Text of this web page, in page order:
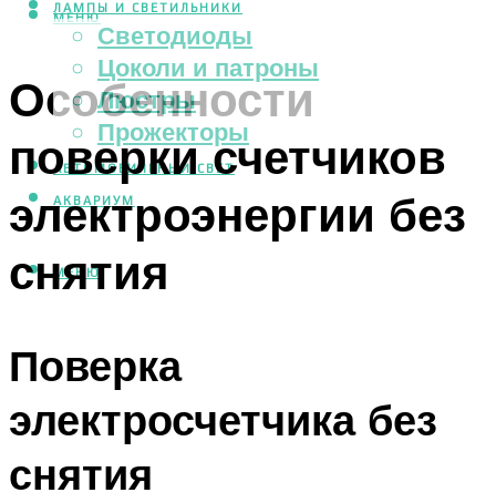
ЛАМПЫ И СВЕТИЛЬНИКИ
Светодиоды
Цоколи и патроны
Люстры
Прожекторы
АВТОМОБИЛЬНЫЙ СВЕТ
АКВАРИУМ
МЕНЮ
МЕНЮ
Особенности
поверки счетчиков
электроэнергии без
снятия
Поверка
электросчетчика без
снятия